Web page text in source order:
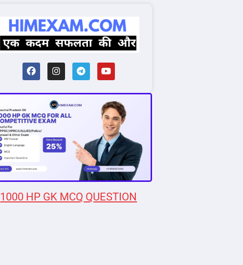
1000 HP GK MCQ QUESTION